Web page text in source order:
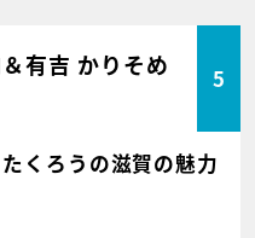
有吉 かりそめ
5
くろうの滋賀の魅力